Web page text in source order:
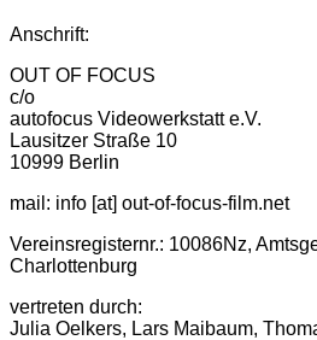
Anschrift:
OUT OF FOCUS
c/o
autofocus Videowerkstatt e.V.
Lausitzer Straße 10
10999 Berlin
mail: info [at] out-of-focus-film.net
Vereinsregisternr.: 10086Nz,
Charlottenburg
vertreten durch:
Julia Oelkers, Lars Maibaum,